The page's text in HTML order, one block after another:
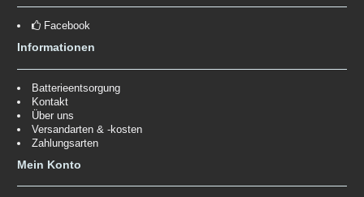
Facebook
Informationen
Batterieentsorgung
Kontakt
Über uns
Versandarten & -kosten
Zahlungsarten
Mein Konto